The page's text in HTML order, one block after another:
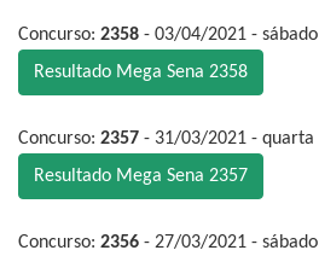
Concurso: 2358 - 03/04/2021 - sábado
Resultado Mega Sena 2358
Concurso: 2357 - 31/03/2021 - quarta
Resultado Mega Sena 2357
Concurso: 2356 - 27/03/2021 - sábado